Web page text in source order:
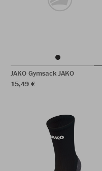
JAKO Gymsack JAKO
15,49 €